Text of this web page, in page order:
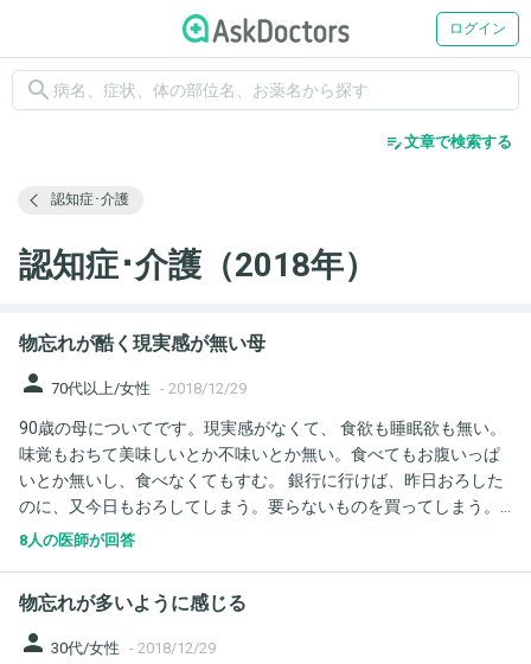
ログイン
search
edit_note文章で検索する
認知症･介護
認知症･介護（2018年）
物忘れが酷く現実感が無い母
person 70代以上/女性 - 2018/12/29
90歳の母についてです。現実感がなくて、 食欲も睡眠欲も無い。
味覚もおちて美味しいとか不味いとか無い。食べてもお腹いっぱ
いとか無いし、食べなくてもすむ。 銀行に行けば、昨日おろした
のに、又今日もおろしてしまう。要らないものを買ってしまう。
痩せてきた。歩いていても夢遊病みたい。と言われます。何でし
んで亡くなり、母はCOPDですが、その間治療せず、細菌性肺炎に
9月になり治りました。しかし又肺高血圧症の疑いで来年入院しま
8人の医師が回答
物忘れが多いように感じる
person 30代/女性 - 2018/12/29